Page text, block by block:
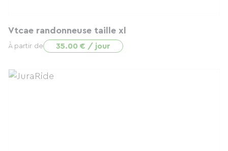
Vtcae randonneuse taille xl
À partir de 35.00 € / jour